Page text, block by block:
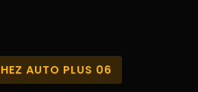
AUTO PLUS 06